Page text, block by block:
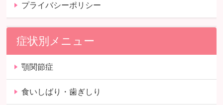
プライバシーポリシー
症状別メニュー
顎関節症
食いしばり・歯ぎしり